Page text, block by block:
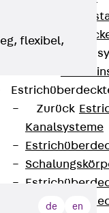
Zurück
Kanalsysteme
flexibel,
de en